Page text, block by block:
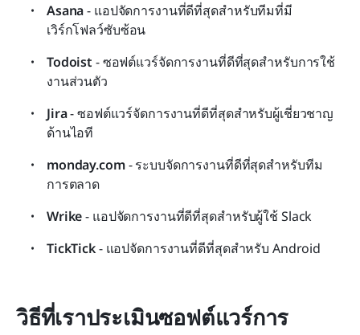
Asana - แอปจัดการงานที่ดีที่สุดสำหรับทีมที่มี
เวิร์กโฟลว์ซับซ้อน
Todoist - ซอฟต์แวร์จัดการงานที่ดีที่สุดสำหรับการใช้
งานส่วนตัว
Jira - ซอฟต์แวร์จัดการงานที่ดีที่สุดสำหรับผู้เชี่ยวชาญ
ด้านไอที
monday.com - ระบบจัดการงานที่ดีที่สุดสำหรับทีม
การตลาด
Wrike - แอปจัดการงานที่ดีที่สุดสำหรับผู้ใช้ Slack
TickTick - แอปจัดการงานที่ดีที่สุดสำหรับ Android
วิธีที่เราประเมินซอฟต์แวร์การ